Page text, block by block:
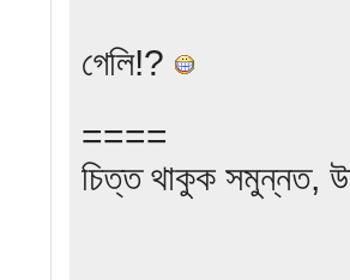
গেলি!?
====
চিত্ত থাকুক সমুন্নত,